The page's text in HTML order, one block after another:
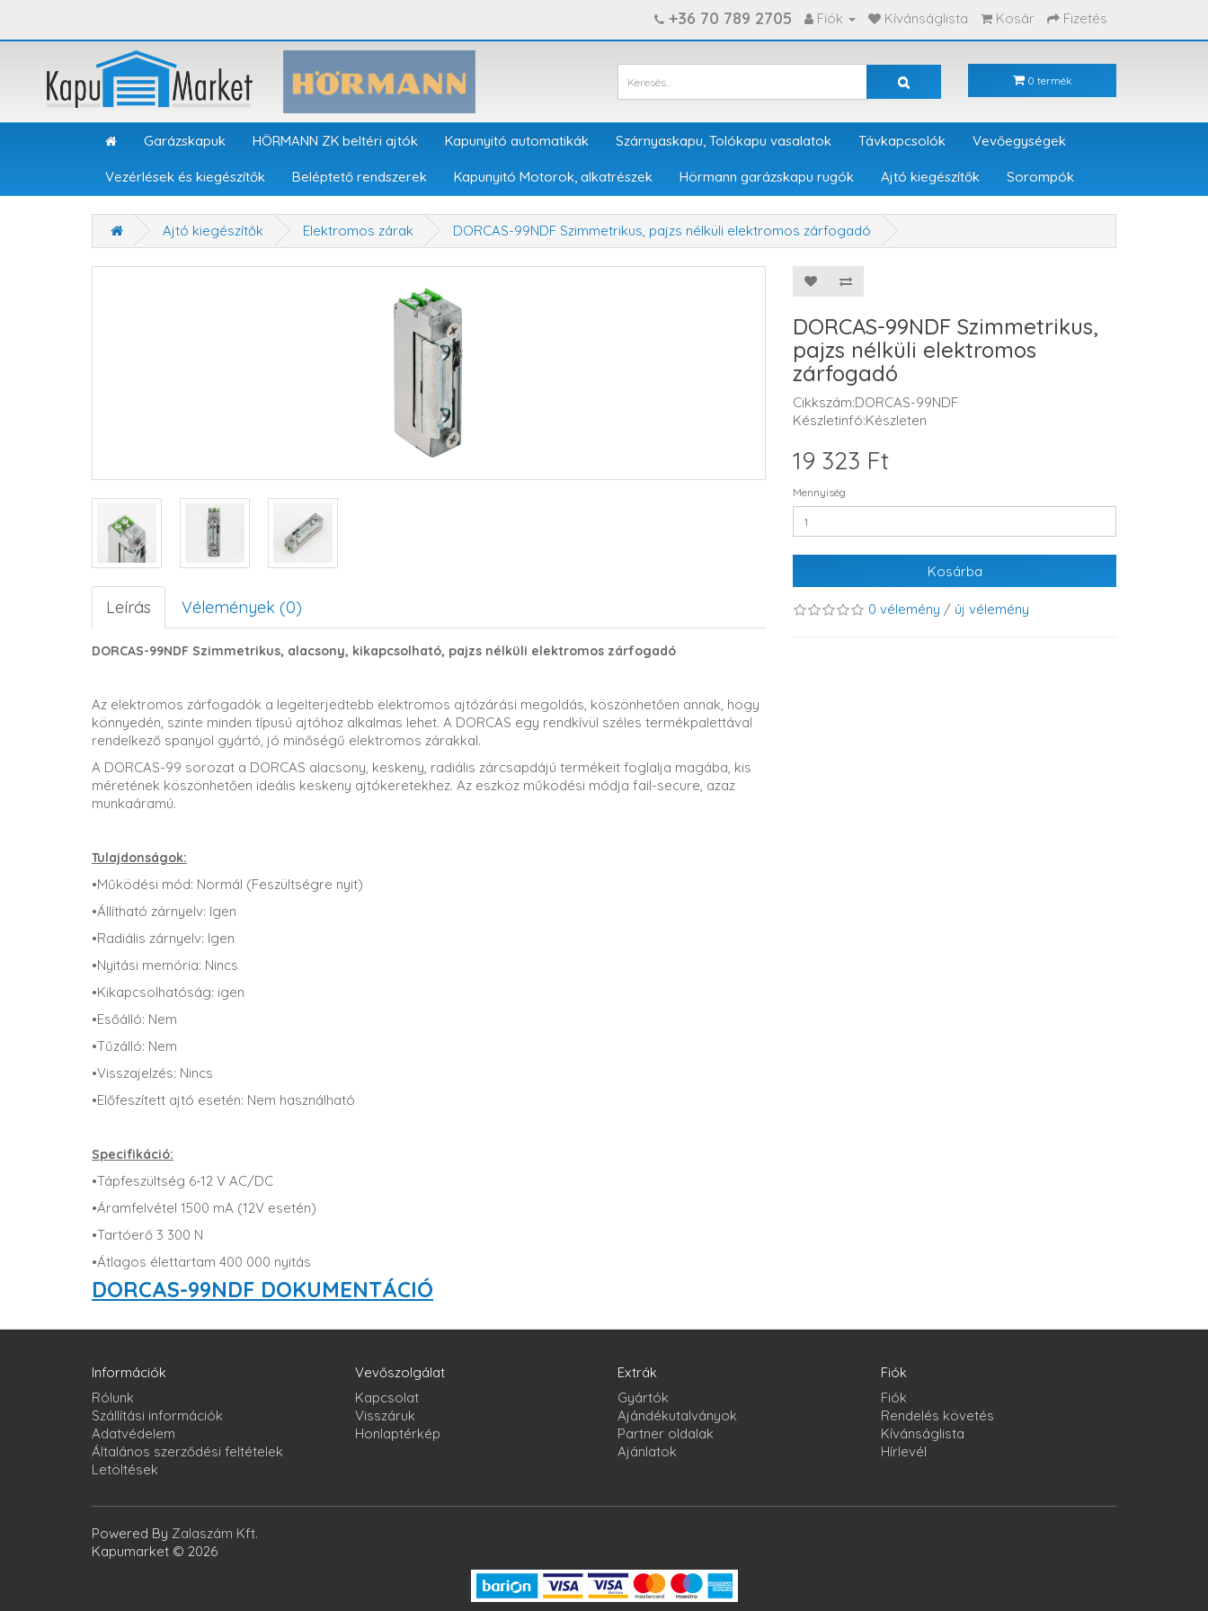
+36 70 789 2705 Fiók Kívánságlista Kosár Fizetés
0 termék
Garázskapuk HÖRMANN ZK beltéri ajtók Kapunyitó automatikák Szárnyaskapu, Tolókapu vasalatok Távkapcsolók Vevőegységek
Vezérlések és kiegészítők Beléptető rendszerek Kapunyitó Motorok, alkatrészek Hörmann garázskapu rugók Ajtó kiegészítők Sorompók
Ajtó kiegészítők Elektromos zárak DORCAS-99NDF Szimmetrikus, pajzs nélküli elektromos zárfogadó
Leírás Vélemények (0)
DORCAS-99NDF Szimmetrikus, alacsony, kikapcsolható, pajzs nélküli elektromos zárfogadó
Az elektromos zárfogadók a legelterjedtebb elektromos ajtózárási megoldás, köszönhetően annak, hogy
könnyedén, szinte minden típusú ajtóhoz alkalmas lehet. A DORCAS egy rendkívül széles termékpalettával
rendelkező spanyol gyártó, jó minőségű elektromos zárakkal.
A DORCAS-99 sorozat a DORCAS alacsony, keskeny, radiális zárcsapdájú termékeit foglalja magába, kis
méretének köszönhetően ideális keskeny ajtókeretekhez. Az eszköz működési módja fail-secure, azaz
munkaáramú.
Tulajdonságok:
•Működési mód: Normál (Feszültségre nyit)
•Állítható zárnyelv: Igen
•Radiális zárnyelv: Igen
•Nyitási memória: Nincs
•Kikapcsolhatóság: igen
•Esőálló: Nem
•Tűzálló: Nem
•Visszajelzés: Nincs
•Előfeszített ajtó esetén: Nem használható
Specifikáció:
•Tápfeszültség 6-12 V AC/DC
•Áramfelvétel 1500 mA (12V esetén)
•Tartóerő 3 300 N
•Átlagos élettartam 400 000 nyitás
DORCAS-99NDF DOKUMENTÁCIÓ
DORCAS-99NDF Szimmetrikus,
pajzs nélküli elektromos
zárfogadó
Cikkszám:DORCAS-99NDF
Készletinfó:Készleten
19 323 Ft
Mennyiség
Kosárba
0 vélemény / új vélemény
Információk
Rólunk
Szállítási információk
Adatvédelem
Általános szerződési feltételek
Letöltések
Vevőszolgálat
Kapcsolat
Visszáruk
Honlaptérkép
Extrák
Gyártók
Ajándékutalványok
Partner oldalak
Ajánlatok
Fiók
Fiók
Rendelés követés
Kívánságlista
Hírlevél
Powered By Zalaszám Kft.
Kapumarket © 2026